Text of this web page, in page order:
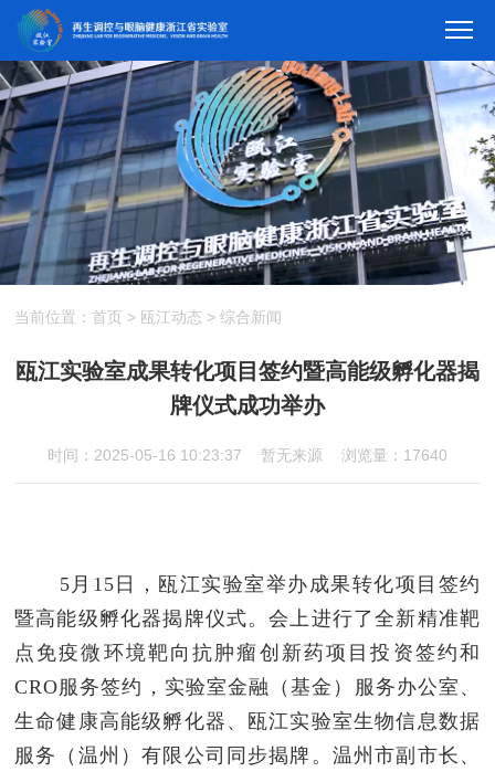
当前位置： 首页 > 瓯江动态 > 综合新闻
瓯江实验室成果转化项目签约暨高能级孵化器揭
牌仪式成功举办
时间：2025-05-16 10:23:37 暂无来源 浏览量：17640
5月15日，瓯江实验室举办成果转化项目签约
暨高能级孵化器揭牌仪式。会上进行了全新精准靶
点免疫微环境靶向抗肿瘤创新药项目投资签约和
CRO服务签约，实验室金融（基金）服务办公室、
生命健康高能级孵化器、瓯江实验室生物信息数据
服务（温州）有限公司同步揭牌。温州市副市长、